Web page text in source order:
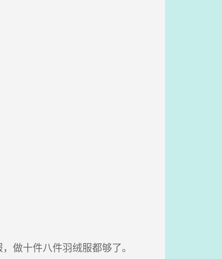
十件八件羽绒服都够了。